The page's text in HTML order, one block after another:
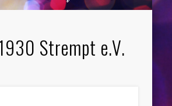
Strempt e.V.